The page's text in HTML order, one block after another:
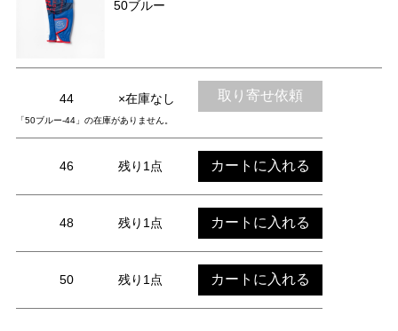
50ブルー
44 ×在庫なし 取り寄せ依頼
「50ブルー-44」の在庫がありません。
46 残り1点 カートに入れる
48 残り1点 カートに入れる
50 残り1点 カートに入れる